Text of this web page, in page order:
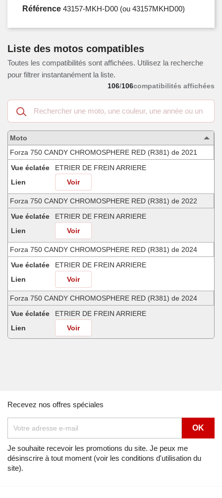
Référence 43157-MKH-D00 (ou 43157MKHD00)
Liste des motos compatibles
Toutes les compatibilités sont affichées. Utilisez la recherche
pour filtrer instantanément la liste.
106/106compatibilités affichées
Recherche
dans
les
motos
compatibles
Moto
Forza 750 CANDY CHROMOSPHERE RED (R381) de 2021
Vue éclatée
ETRIER DE FREIN ARRIERE
Lien
Voir
Forza 750 CANDY CHROMOSPHERE RED (R381) de 2022
Vue éclatée
ETRIER DE FREIN ARRIERE
Lien
Voir
Forza 750 CANDY CHROMOSPHERE RED (R381) de 2024
Vue éclatée
ETRIER DE FREIN ARRIERE
Lien
Voir
Forza 750 CANDY CHROMOSPHERE RED (R381) de 2024
Vue éclatée
ETRIER DE FREIN ARRIERE
Lien
Voir
ETRIER DE FREIN ARRIERE
Lien
Voir
Forza 750 IRIDIUM GRAY METALLIC (NHC65) de 2023
Vue éclatée
ETRIER DE FREIN ARRIERE
Lien
Recevez nos offres spéciales
Je souhaite recevoir les promotions du site. Je peux me
désinscrire à tout moment (voir les conditions d'utilisation du
site).